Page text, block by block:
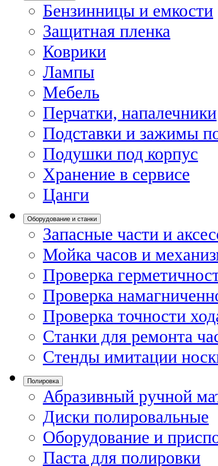
Бензинницы и емкости
Защитная пленка
Коврики
Лампы
Мебель
Перчатки, напалечники
Подставки и зажимы
Подушки под корпус
Хранение в сервисе
Цанги
Оборудование и станки
Запасные части и
Мойка часов и
Проверка
Проверка
Проверка точности
Станки для ремонта
Стенды имитации
Полировка
Абразивный ручной
Диски полировальные
Оборудование и
Паста для полировки